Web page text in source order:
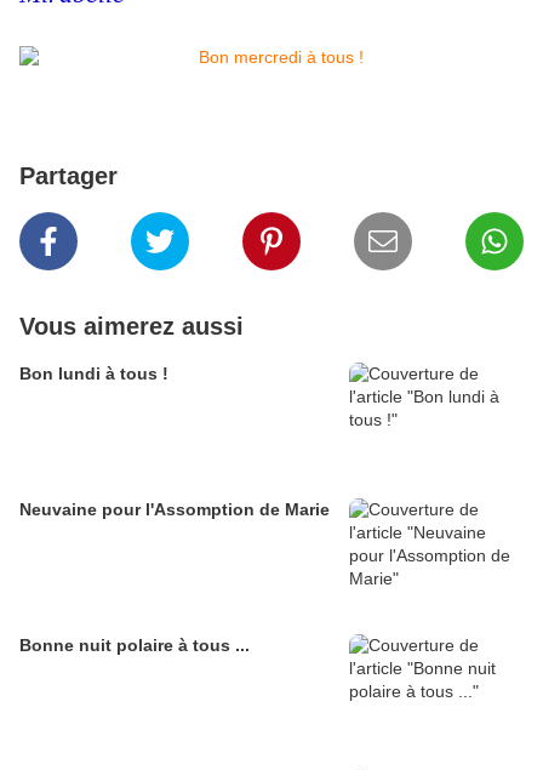
Partager
Vous aimerez aussi
Bon lundi à tous !
Neuvaine pour l'Assomption de Marie
Bonne nuit polaire à tous ...